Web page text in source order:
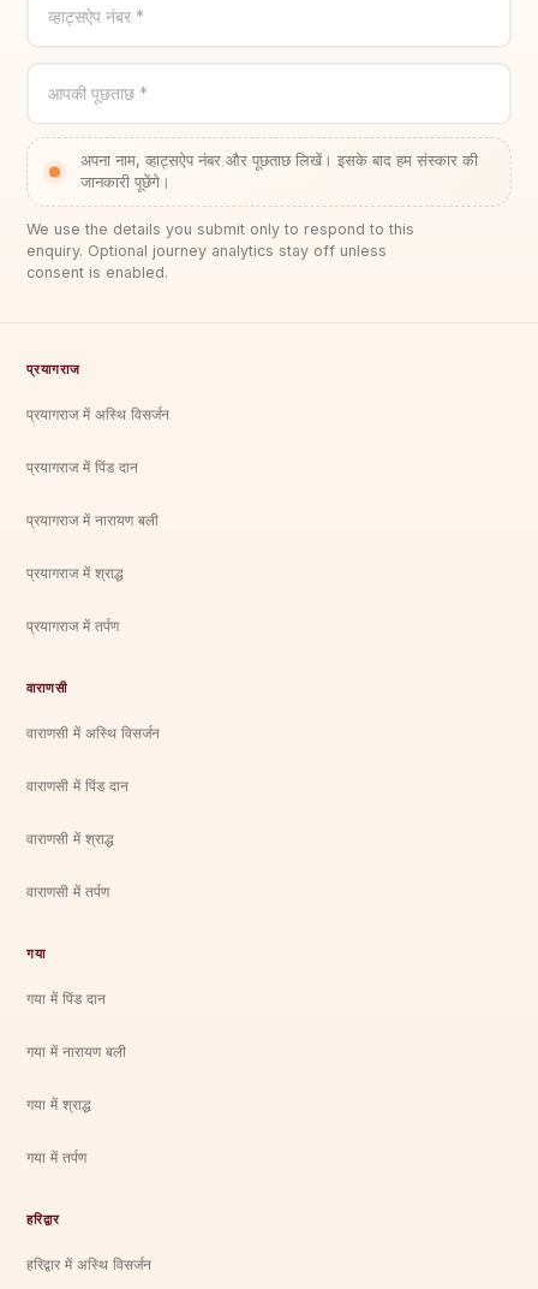
व्हाट्सऐप नंबर *
आपकी पूछताछ *
अपना नाम, व्हाट्सऐप नंबर और पूछताछ लिखें। इसके बाद हम संस्कार की
जानकारी पूछेंगे।
We use the details you submit only to respond to this
enquiry. Optional journey analytics stay off unless
consent is enabled.
प्रयागराज
प्रयागराज में अस्थि विसर्जन
प्रयागराज में पिंड दान
प्रयागराज में नारायण बली
प्रयागराज में श्राद्ध
प्रयागराज में तर्पण
वाराणसी
वाराणसी में अस्थि विसर्जन
वाराणसी में पिंड दान
वाराणसी में श्राद्ध
वाराणसी में तर्पण
गया
गया में पिंड दान
गया में नारायण बली
गया में श्राद्ध
गया में तर्पण
हरिद्वार
हरिद्वार में अस्थि विसर्जन